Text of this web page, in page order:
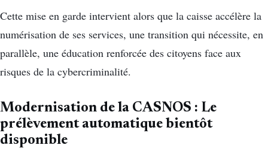
Cette mise en garde intervient alors que la caisse accélère la
numérisation de ses services, une transition qui nécessite, en
parallèle, une éducation renforcée des citoyens face aux
risques de la cybercriminalité.
Modernisation de la CASNOS : Le
prélèvement automatique bientôt
disponible